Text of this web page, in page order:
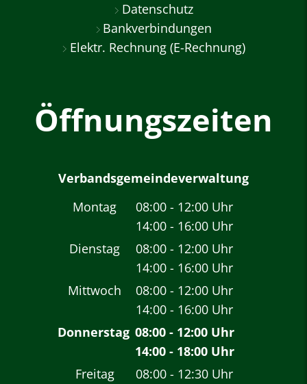
Datenschutz
Bankverbindungen
Elektr. Rechnung (E-Rechnung)
Öffnungszeiten
Verbandsgemeindeverwaltung
Montag
08:00 - 12:00 Uhr
Von 08:00 bis 12:00
14:00 - 16:00 Uhr
Von 14:00 bis 16:00
Dienstag 08:00 - 12:00 Uhr
Von 08:00 bis 12:00
14:00 - 16:00 Uhr
Von 14:00 bis 16:00
Mittwoch 08:00 - 12:00 Uhr
Von 08:00 bis 12:00
14:00 - 16:00 Uhr
Von 14:00 bis 16:00
Donnerstag 08:00- 12:00Uhr
Von 08:00 bis 12:00
14:00- 18:00Uhr
Von 14:00 bis 18:00
Freitag 08:00 - 12:30 Uhr